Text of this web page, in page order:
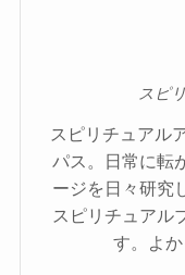
スピ
スピリチュアル
パス。日常に転
ージを日々研究
スピリチュアル
す。よか